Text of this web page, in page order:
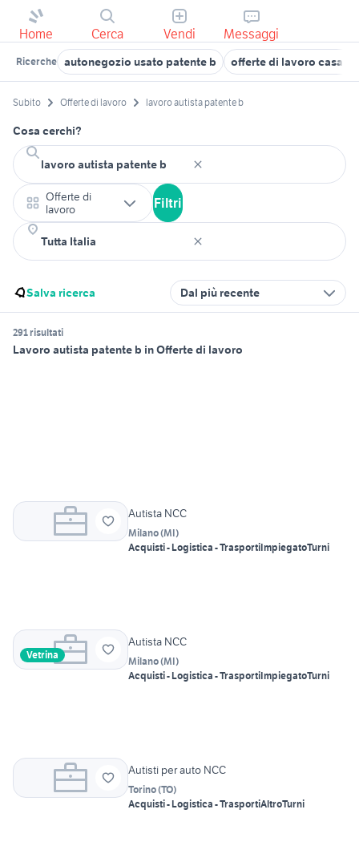
Home Cerca Vendi Messaggi
Ricerche autonegozio usato patente b offerte di lavoro
Subito Offerte di lavoro lavoro autista patente b
Cosa cerchi?
Offerte di
lavoro
Filtri
Salva ricerca Dal più recente
291 risultati
Lavoro autista patente b in Offerte di lavoro
Autista NCC
Milano(MI)
Acquisti - Logistica - TrasportiImpiegatoTurni
Vetrina
Autista NCC
Milano(MI)
Acquisti - Logistica - TrasportiImpiegatoTurni
Autisti per auto NCC
Torino(TO)
Acquisti - Logistica - TrasportiAltroTurni